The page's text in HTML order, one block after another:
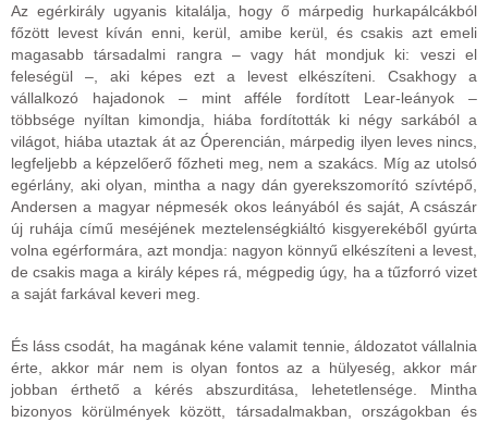
Az egérkirály ugyanis kitalálja, hogy ő márpedig hurkapálcákból
főzött levest kíván enni, kerül, amibe kerül, és csakis azt emeli
magasabb társadalmi rangra – vagy hát mondjuk ki: veszi el
feleségül –, aki képes ezt a levest elkészíteni. Csakhogy a
vállalkozó hajadonok – mint afféle fordított Lear-leányok –
többsége nyíltan kimondja, hiába fordították ki négy sarkából a
világot, hiába utaztak át az Óperencián, márpedig ilyen leves nincs,
legfeljebb a képzelőerő főzheti meg, nem a szakács. Míg az utolsó
egérlány, aki olyan, mintha a nagy dán gyerekszomorító szívtépő,
Andersen a magyar népmesék okos leányából és saját, A császár
új ruhája című meséjének meztelenségkiáltó kisgyerekéből gyúrta
volna egérformára, azt mondja: nagyon könnyű elkészíteni a levest,
de csakis maga a király képes rá, mégpedig úgy, ha a tűzforró vizet
a saját farkával keveri meg.
És láss csodát, ha magának kéne valamit tennie, áldozatot vállalnia
érte, akkor már nem is olyan fontos az a hülyeség, akkor már
jobban érthető a kérés abszurditása, lehetetlensége. Mintha
bizonyos körülmények között, társadalmakban, országokban és